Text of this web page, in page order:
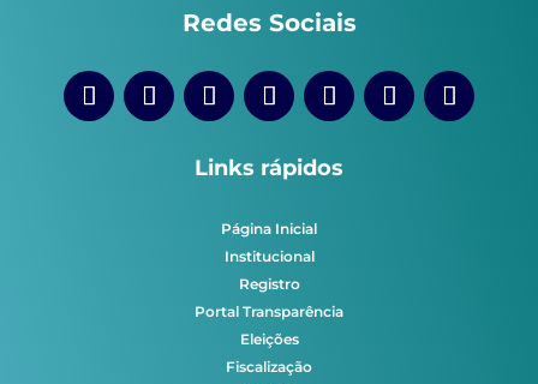
Redes Sociais
Links rápidos
Página Inicial
Institucional
Registro
Portal Transparência
Eleições
Fiscalização